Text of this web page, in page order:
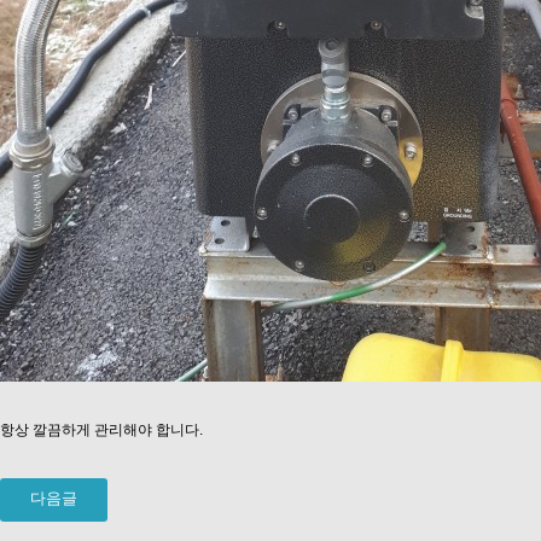
항상 깔끔하게 관리해야 합니다.
다음글